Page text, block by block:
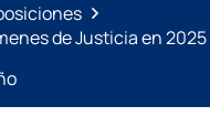
de Justicia en 2025